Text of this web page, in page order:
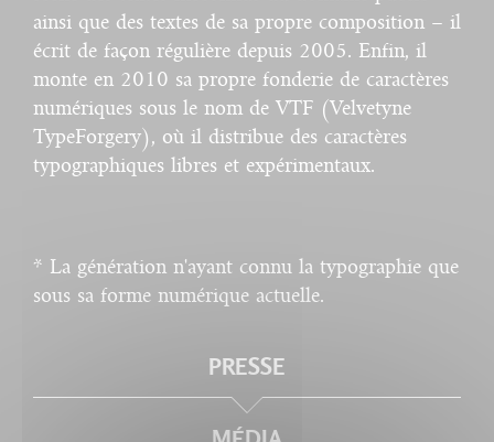
ainsi que des textes de sa propre composition – il
écrit de façon régulière depuis 2005. Enfin, il
monte en 2010 sa propre fonderie de caractères
numériques sous le nom de VTF (Velvetyne
TypeForgery), où il distribue des caractères
typographiques libres et expérimentaux.
* La génération n'ayant connu la typographie que
sous sa forme numérique actuelle.
PRESSE